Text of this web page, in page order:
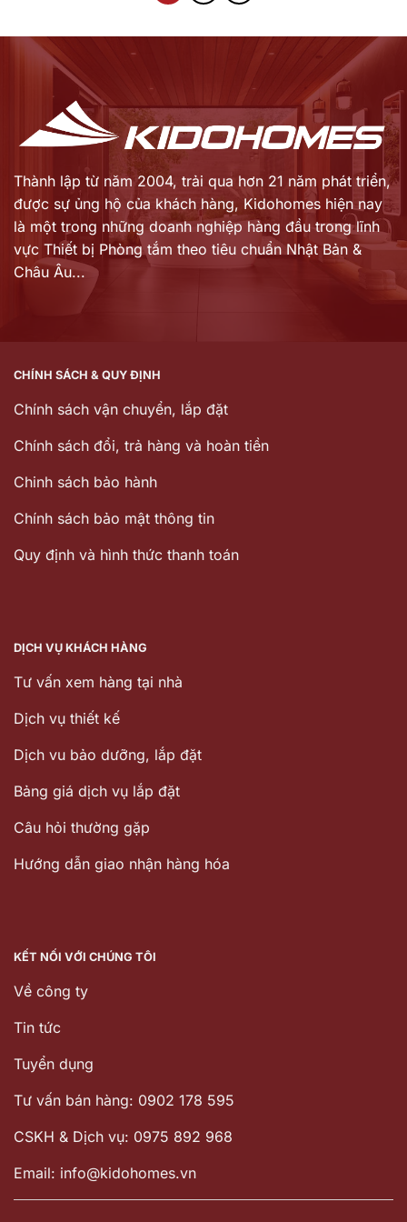
33.910.000 ₫.
Thành lập từ năm 2004, trải qua hơn 21 năm phát triển,
được sự ủng hộ của khách hàng, Kidohomes hiện nay
là một trong những doanh nghiệp hàng đầu trong lĩnh
vực Thiết bị Phòng tắm theo tiêu chuẩn Nhật Bản &
Châu Âu...
CHÍNH SÁCH & QUY ĐỊNH
Chính sách vận chuyển, lắp đặt
Chính sách đổi, trả hàng và hoàn tiền
Chinh sách bảo hành
Chính sách bảo mật thông tin
Quy định và hình thức thanh toán
DỊCH VỤ KHÁCH HÀNG
Tư vấn xem hàng tại nhà
Dịch vụ thiết kế
Dịch vu bảo dưỡng, lắp đặt
Bảng giá dịch vụ lắp đặt
Câu hỏi thường gặp
Hướng dẫn giao nhận hàng hóa
KẾT NỐI VỚI CHÚNG TÔI
Về công ty
Tin tức
Tuyển dụng
Tư vấn bán hàng: 0902 178 595
CSKH & Dịch vụ: 0975 892 968
Email: info@kidohomes.vn